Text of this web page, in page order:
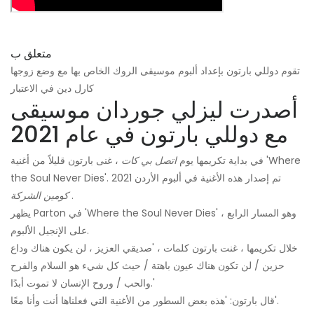
متعلق ب
تقوم دوللي بارتون بإعداد ألبوم موسيقى الروك الخاص بها مع وضع زوجها
كارل دين في الاعتبار
أصدرت ليزلي جوردان موسيقى
مع دوللي بارتون في عام 2021
في بداية تكريمها يوم اتصل بي كات ، غنى بارتون قليلاً من أغنية 'Where
the Soul Never Dies'. تم إصدار هذه الأغنية في ألبوم الأردن 2021
كومين الشركة.
يظهر Parton في 'Where the Soul Never Dies' ، وهو المسار الرابع
على الإنجيل الألبوم.
خلال تكريمها ، غنت بارتون كلمات ، 'صديقي العزيز ، لن يكون هناك وداع
حزين / لن تكون هناك عيون باهتة / حيث كل شيء هو السلام والفرح
والحب / وروح الإنسان لا تموت أبدًا.'
قال بارتون: 'هذه بعض السطور من الأغنية التي فعلناها أنت وأنا معًا'.